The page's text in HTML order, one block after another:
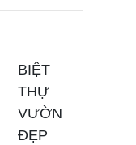
BIỆT
THỰ
VƯỜN
ĐẸP